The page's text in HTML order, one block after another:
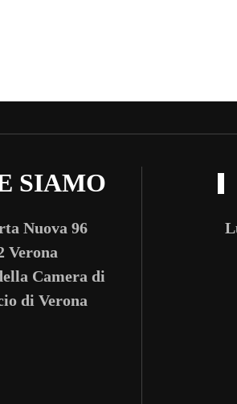
SIAMO
Nuova 96
Verona
Camera di
di Verona